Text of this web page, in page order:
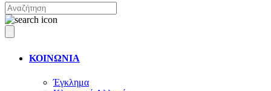
ΚΟΙΝΩΝΙΑ
Έγκλημα